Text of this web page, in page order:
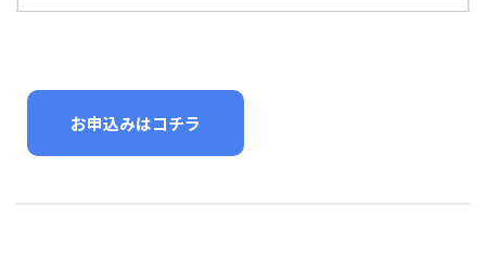
お申込みはコチラ